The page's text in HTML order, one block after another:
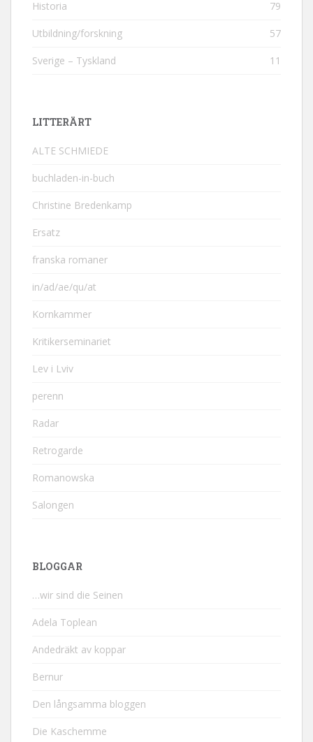
Historia 79
Utbildning/forskning 57
Sverige – Tyskland 11
LITTERÄRT
ALTE SCHMIEDE
buchladen-in-buch
Christine Bredenkamp
Ersatz
franska romaner
in/ad/ae/qu/at
Kornkammer
Kritikerseminariet
Lev i Lviv
perenn
Radar
Retrogarde
Romanowska
Salongen
BLOGGAR
…wir sind die Seinen
Adela Toplean
Andedräkt av koppar
Bernur
Den långsamma bloggen
Die Kaschemme